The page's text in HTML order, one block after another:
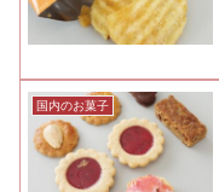
国内のお菓子